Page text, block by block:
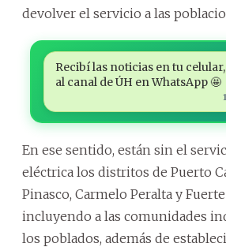
devolver el servicio a las
Recibí las noticias en tu
al canal de ÚH en WhatsApp 🤩
En ese sentido, están sin el
eléctrica los distritos de Puerto
Pinasco, Carmelo Peralta y
incluyendo a las comunidades
los poblados, además de